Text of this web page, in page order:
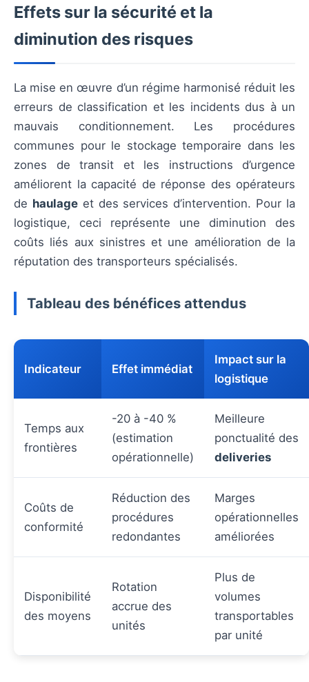
Effets sur la sécurité et la
diminution des risques
La mise en œuvre d’un régime harmonisé réduit les
erreurs de classification et les incidents dus à un
mauvais conditionnement. Les procédures
communes pour le stockage temporaire dans les
zones de transit et les instructions d’urgence
améliorent la capacité de réponse des opérateurs
de haulageet des services d’intervention. Pour la
logistique, ceci représente une diminution des
coûts liés aux sinistres et une amélioration de la
réputation des transporteurs spécialisés.
Tableau des bénéfices attendus
Indicateur Effet immédiat
Impact sur la
logistique
Temps aux
frontières
-20 à -40 %
(estimation
opérationnelle)
Meilleure
ponctualité des
deliveries
Coûts de
conformité
Réduction des
procédures
redondantes
Marges
opérationnelles
améliorées
Disponibilité
des moyens
Rotation
accrue des
unités
Plus de
volumes
transportables
par unité